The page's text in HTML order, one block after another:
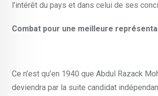
l’intérêt du pays et dans celui de ses
Combat pour une meilleure
Ce n’est qu’en 1940 que Abdul Razack
deviendra par la suite candidat